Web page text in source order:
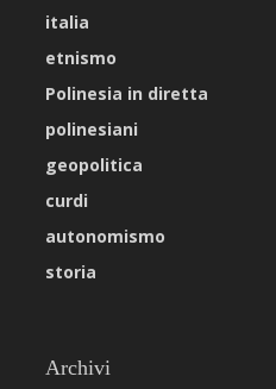
italia
etnismo
Polinesia in diretta
polinesiani
geopolitica
curdi
autonomismo
storia
Archivi